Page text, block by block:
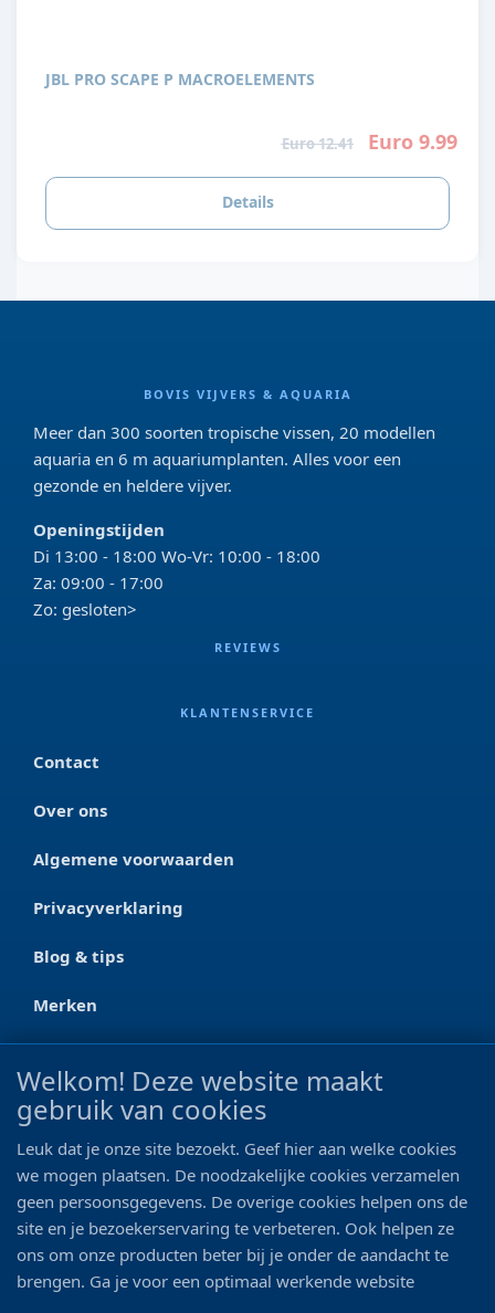
JBL PRO SCAPE P MACROELEMENTS
Euro 12.41 Euro 9.99
Details
BOVIS VIJVERS & AQUARIA
Meer dan 300 soorten tropische vissen, 20 modellen
aquaria en 6 m aquariumplanten. Alles voor een
gezonde en heldere vijver.
Openingstijden
Di 13:00 - 18:00 Wo-Vr: 10:00 - 18:00
Za: 09:00 - 17:00
Zo: gesloten>
REVIEWS
KLANTENSERVICE
Contact
Over ons
Algemene voorwaarden
Privacyverklaring
Blog & tips
Merken
CONTACT
Ootmarsumseweg 125a
0546 - 622 990
06 - 11 19 81 42
info@bo-vis.nl
Welkom! Deze website maakt
gebruik van cookies
Leuk dat je onze site bezoekt. Geef hier aan welke cookies
we mogen plaatsen. De noodzakelijke cookies verzamelen
geen persoonsgegevens. De overige cookies helpen ons de
site en je bezoekerservaring te verbeteren. Ook helpen ze
ons om onze producten beter bij je onder de aandacht te
brengen. Ga je voor een optimaal werkende website